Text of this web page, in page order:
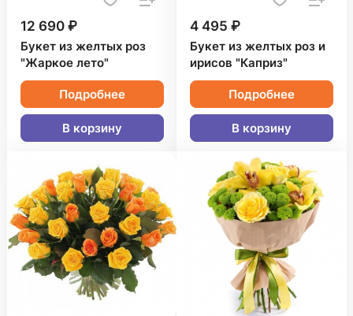
12 690 ₽
Букет из желтых роз
"Жаркое лето"
Подробнее
В корзину
4 495 ₽
Букет из желтых роз и
ирисов "Каприз"
Подробнее
В корзину